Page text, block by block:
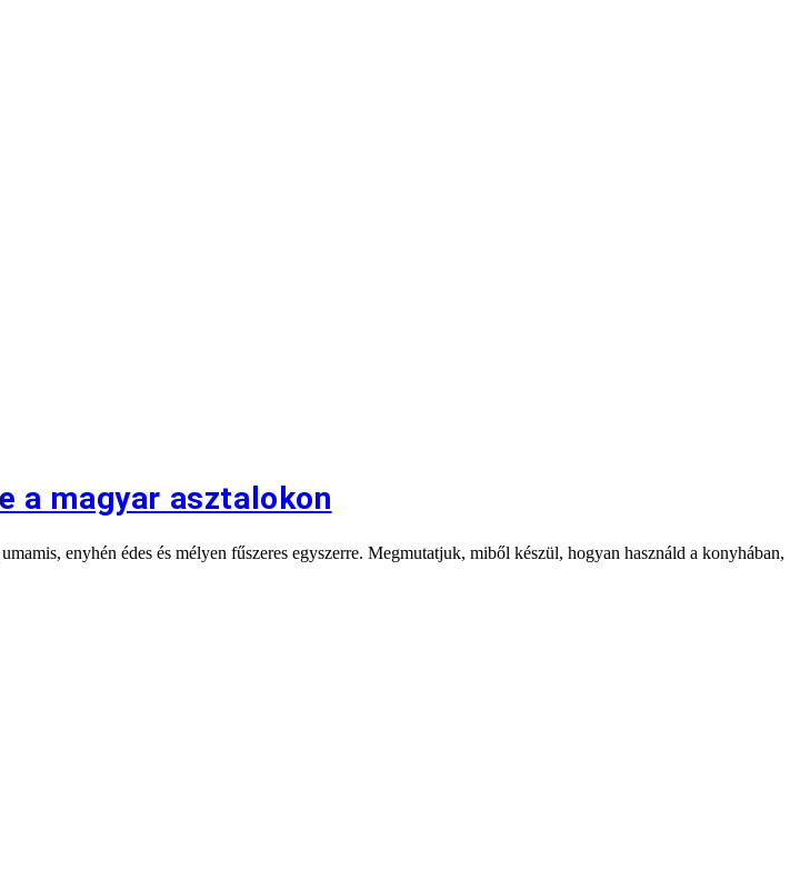
a magyar asztalokon
enyhén édes és mélyen fűszeres egyszerre. Megmutatjuk, miből készül, hogyan használd a konyhában,